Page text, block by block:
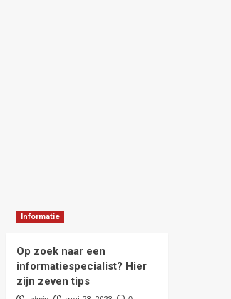
Informatie
Op zoek naar een
informatiespecialist? Hier
zijn zeven tips